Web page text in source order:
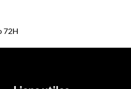
72H